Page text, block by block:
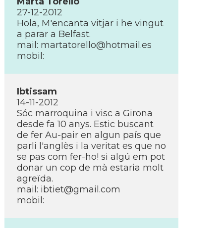
27-12-2012
Hola, M'encanta vitjar i he vingut
a parar a Belfast.
mail: martatorello@hotmail.es
mobil:
Ibtissam
14-11-2012
Sóc marroquina i visc a Girona
desde fa 10 anys. Estic buscant
de fer Au-pair en algun paí­s que
parli l'anglès i la veritat es que no
se pas com fer-ho! si algú em pot
donar un cop de mà estaria molt
agreïda.
mail: ibtiet@gmail.com
mobil: